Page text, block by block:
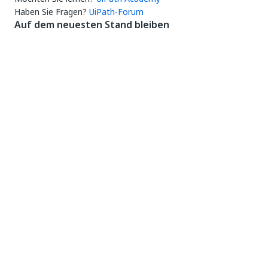
Haben Sie Fragen? UiPath-Forum
Auf dem neuesten Stand bleiben